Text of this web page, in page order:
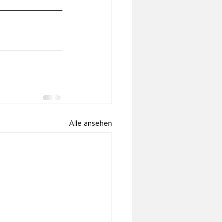
Alle ansehen